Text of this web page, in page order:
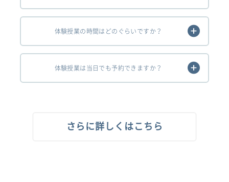
体験授業の時間はどのぐらいですか？
体験授業は当日でも予約できますか？
さらに詳しくはこちら